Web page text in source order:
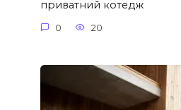
приватний котедж
0 20